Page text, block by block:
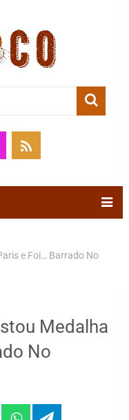
e Foi… Barrado No
Medalha
No